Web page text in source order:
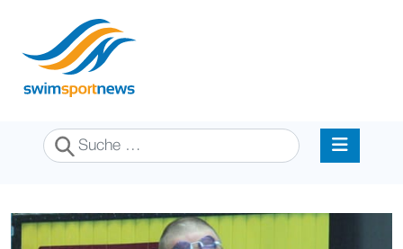
Suchen